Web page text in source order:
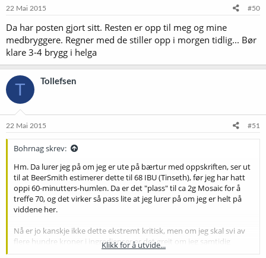
22 Mai 2015 #50
Da har posten gjort sitt. Resten er opp til meg og mine
medbryggere. Regner med de stiller opp i morgen tidlig... Bør
klare 3-4 brygg i helga
T Tollefsen
22 Mai 2015 #51
Bohrnag skrev:
Hm. Da lurer jeg på om jeg er ute på bærtur med oppskriften, ser ut
til at BeerSmith estimerer dette til 68 IBU (Tinseth), før jeg har hatt
oppi 60-minutters-humlen. Da er det "plass" til ca 2g Mosaic for å
treffe 70, og det virker så pass lite at jeg lurer på om jeg er helt på
viddene her.
Nå er jo kanskje ikke dette ekstremt kritisk, men om jeg skal svi av
flere hundre kroner i ingredienser er det greit om jeg samtidig
Klikk for å utvide...